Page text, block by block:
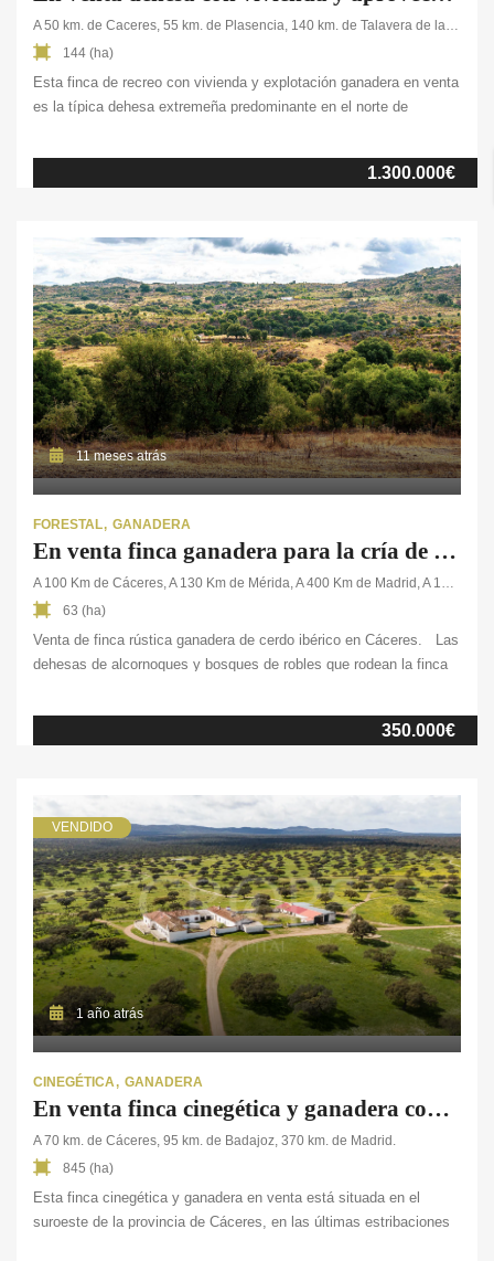
A 50 km. de Caceres, 55 km. de Plasencia, 140 km. de Talavera de la Reina, 250 km. de Madrid
144 (ha)
Esta finca de recreo con vivienda y explotación ganadera en venta
es la típica dehesa extremeña predominante en el norte de
suavemente ondulado y con un equilibrio perfecto entre naturaleza,
comodidad y oportunidad de negocio. Pensada para aquellos que
1.300.000€
11 meses atrás
FORESTAL GANADERA
En venta finca ganadera para la cría de cerdo ibérico en Cáceres
A 100 Km de Cáceres, A 130 Km de Mérida, A 400 Km de Madrid, A 15 Km de la frontera con Portugal
63 (ha)
Venta de finca rústica ganadera de cerdo ibérico en Cáceres. Las
dehesas de alcornoques y bosques de robles que rodean la finca
ganadera en venta, ubicada en una de las zonas más boscosas de
toda España, tiene unas 60 ha. aproximadamente de pastos con
350.000€
VENDIDO
1 año atrás
CINEGÉTICA GANADERA
En venta finca cinegética y ganadera con vivienda en Cáceres
A 70 km. de Cáceres, 95 km. de Badajoz, 370 km. de Madrid.
845 (ha)
Esta finca cinegética y ganadera en venta está situada en el
suroeste de la provincia de Cáceres, en las últimas estribaciones